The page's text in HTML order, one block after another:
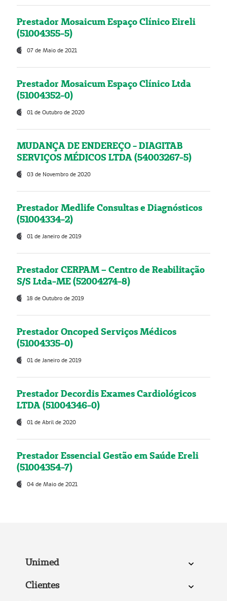
Prestador Mosaicum Espaço Clínico Eireli
(51004355-5)
07 de Maio de 2021
Prestador Mosaicum Espaço Clínico Ltda
(51004352-0)
01 de Outubro de 2020
MUDANÇA DE ENDEREÇO - DIAGITAB
SERVIÇOS MÉDICOS LTDA (54003267-5)
03 de Novembro de 2020
Prestador Medlife Consultas e Diagnósticos
(51004334-2)
01 de Janeiro de 2019
Prestador CERPAM – Centro de Reabilitação
S/S Ltda-ME (52004274-8)
18 de Outubro de 2019
Prestador Oncoped Serviços Médicos
(51004335-0)
01 de Janeiro de 2019
Prestador Decordis Exames Cardiológicos
LTDA (51004346-0)
01 de Abril de 2020
Prestador Essencial Gestão em Saúde Ereli
(51004354-7)
04 de Maio de 2021
Unimed
Clientes